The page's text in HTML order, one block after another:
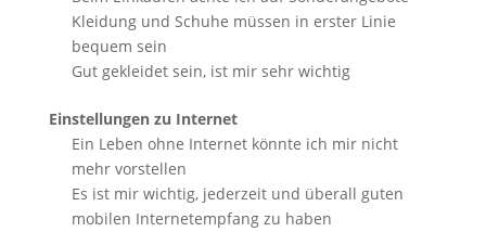
Kleidung und Schuhe müssen in erster Linie
bequem sein
Gut gekleidet sein, ist mir sehr wichtig
Einstellungen zu Internet
Ein Leben ohne Internet könnte ich mir nicht
mehr vorstellen
Es ist mir wichtig, jederzeit und überall guten
mobilen Internetempfang zu haben